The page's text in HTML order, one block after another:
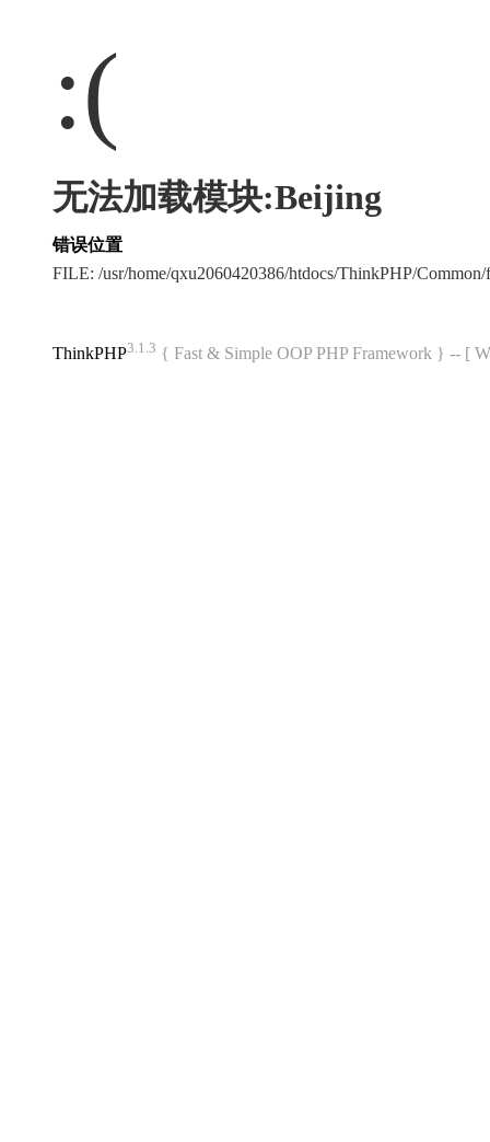
:(
无法加载模块:Beijing
错误位置
FILE: /usr/home/qxu2060420386/htdocs/ThinkPHP/
ThinkPHP3.1.3 { Fast & Simple OOP PHP Framework } -- [